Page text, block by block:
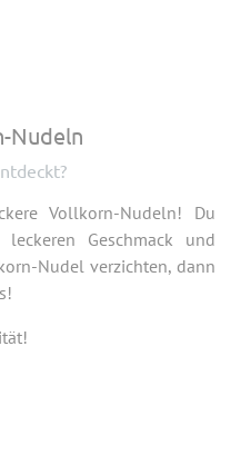
Nudeln
Vollkorn-Nudeln! Du
Geschmack und
Nudel verzichten, dann